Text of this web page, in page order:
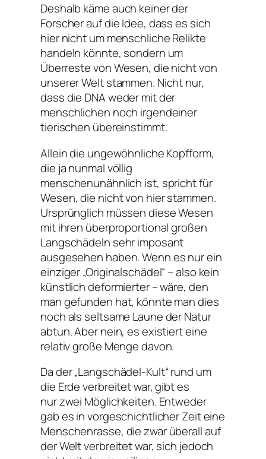
Deshalb käme auch keiner der
Forscher auf die Idee, dass es sich
hier nicht um menschliche Relikte
handeln könnte, sondern um
Überreste von Wesen, die nicht von
unserer Welt stammen. Nicht nur,
dass die DNA weder mit der
menschlichen noch irgendeiner
tierischen übereinstimmt.
Allein die ungewöhnliche Kopfform,
die ja nunmal völlig
menschenunähnlich ist, spricht für
Wesen, die nicht von hier stammen.
Ursprünglich müssen diese Wesen
mit ihren überproportional großen
Langschädeln sehr imposant
ausgesehen haben. Wenn es nur ein
einziger „Originalschädel“ – also kein
künstlich deformierter – wäre, den
man gefunden hat, könnte man dies
noch als seltsame Laune der Natur
abtun. Aber nein, es existiert eine
relativ große Menge davon.
Da der „Langschädel-Kult“ rund um
die Erde verbreitet war, gibt es
nur zwei Möglichkeiten. Entweder
gab es in vorgeschichtlicher Zeit eine
Menschenrasse, die zwar überall auf
der Welt verbreitet war, sich jedoch